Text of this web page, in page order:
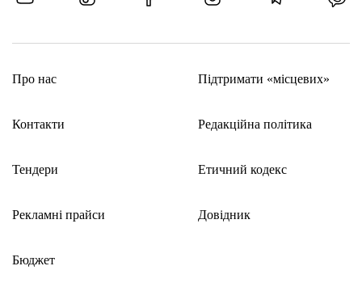
Про нас
Контакти
Тендери
Рекламні прайси
Бюджет
Підтримати «місцевих»
Редакційна політика
Етичний кодекс
Довідник